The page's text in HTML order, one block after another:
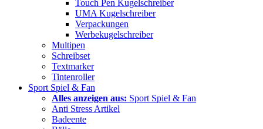
Touch Pen Kugelschreiber
UMA Kugelschreiber
Verpackungen
Werbekugelschreiber
Multipen
Schreibset
Textmarker
Tintenroller
Sport Spiel & Fan
Alles anzeigen aus: Sport Spiel & Fan
Anti Stress Artikel
Badeente